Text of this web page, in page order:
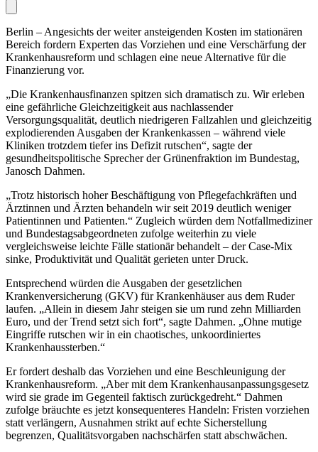
Berlin – Angesichts der weiter ansteigenden Kosten im stationären
Bereich fordern Experten das Vorziehen und eine Verschärfung der
Krankenhausreform und schlagen eine neue Alternative für die
Finanzierung vor.
„Die Krankenhausfinanzen spitzen sich dramatisch zu. Wir erleben
eine gefährliche Gleichzeitigkeit aus nachlassender
Versorgungsqualität, deutlich niedrigeren Fallzahlen und gleichzeitig
explodierenden Ausgaben der Krankenkassen – während viele
Kliniken trotzdem tiefer ins Defizit rutschen“, sagte der
gesundheitspolitische Sprecher der Grünenfraktion im Bundestag,
Janosch Dahmen.
„Trotz historisch hoher Beschäftigung von Pflegefachkräften und
Ärztinnen und Ärzten behandeln wir seit 2019 deutlich weniger
Patientinnen und Patienten.“ Zugleich würden dem Notfallmediziner
und Bundestagsabgeordneten zufolge weiterhin zu viele
vergleichsweise leichte Fälle stationär behandelt – der Case-Mix
sinke, Produktivität und Qualität gerieten unter Druck.
Entsprechend würden die Ausgaben der gesetzlichen
Krankenversicherung (GKV) für Krankenhäuser aus dem Ruder
laufen. „Allein in diesem Jahr steigen sie um rund zehn Milliarden
Euro, und der Trend setzt sich fort“, sagte Dahmen. „Ohne mutige
Eingriffe rutschen wir in ein chaotisches, unkoordiniertes
Krankenhaussterben.“
Er fordert deshalb das Vorziehen und eine Beschleunigung der
Krankenhausreform. „Aber mit dem Krankenhausanpassungsgesetz
wird sie grade im Gegenteil faktisch zurückgedreht.“ Dahmen
zufolge bräuchte es jetzt konsequenteres Handeln: Fristen vorziehen
statt verlängern, Ausnahmen strikt auf echte Sicherstellung
begrenzen, Qualitätsvorgaben nachschärfen statt abschwächen.